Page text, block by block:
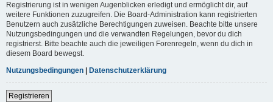
Registrierung ist in wenigen Augenblicken erledigt und ermöglicht dir, auf
weitere Funktionen zuzugreifen. Die Board-Administration kann registrierten
Benutzern auch zusätzliche Berechtigungen zuweisen. Beachte bitte unsere
Nutzungsbedingungen und die verwandten Regelungen, bevor du dich
registrierst. Bitte beachte auch die jeweiligen Forenregeln, wenn du dich in
diesem Board bewegst.
Nutzungsbedingungen | Datenschutzerklärung
Registrieren